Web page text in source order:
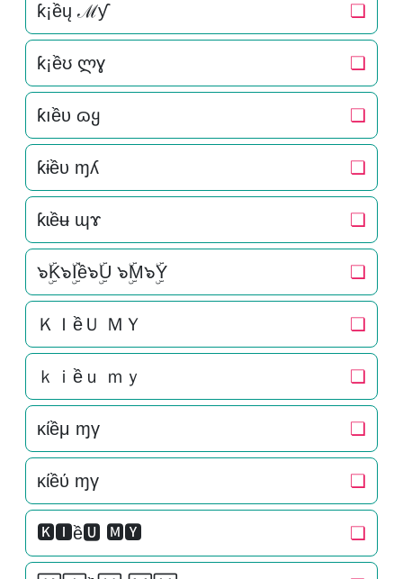
ƙ¡ềų ℳƴ ❏
ƙ¡ềʊ ლɣ ❏
ƙıềυ ɷყ ❏
ƙɨềυ ɱʎ ❏
ƙɩềʉ ɰɤ ❏
๖ۣۜK๖ۣۜIề๖ۣۜU ๖ۣۜM๖ۣۜY ❏
ＫＩềＵ ＭＹ ❏
ｋｉềｕ ｍｙ ❏
κίềμ ɱγ ❏
κίềύ ɱγ ❏
🅺🅸ề🆄 🅼🆈 ❏